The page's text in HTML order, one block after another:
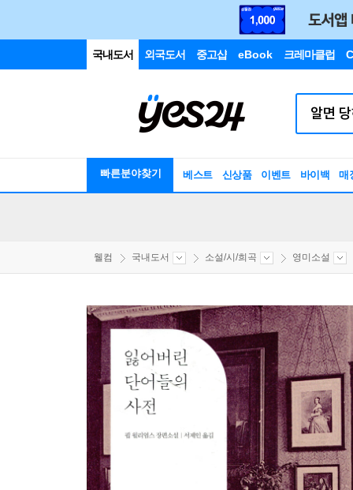
국내도서 외국도서 중고샵 eBook 크레마클럽
빠른분야찾기 베스트 신상품 이벤트 바이백 매
웰컴 국내도서 소설/시/희곡 영미소설